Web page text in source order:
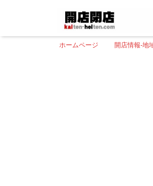
ホームページ 開店情報-地